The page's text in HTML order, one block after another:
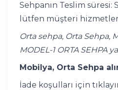
Sehpanın Teslim
lütfen müşteri
Orta sehpa, Orta Sehpa,
MODEL-1 ORTA SEHPA
Mobilya, Orta Sehpa
İade koşulları için